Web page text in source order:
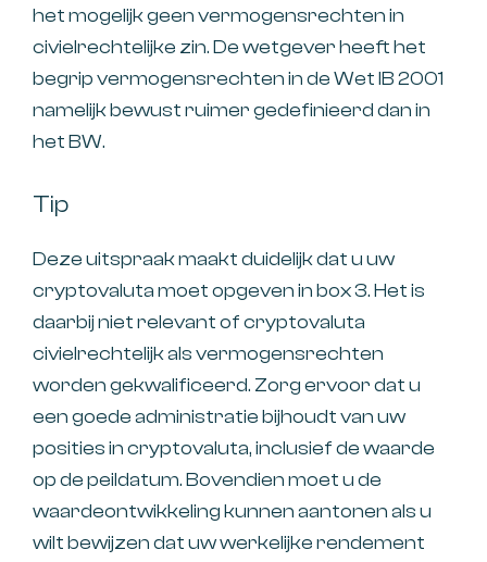
het mogelijk geen vermogensrechten in
civielrechtelijke zin. De wetgever heeft het
begrip vermogensrechten in de Wet IB 2001
namelijk bewust ruimer gedefinieerd dan in
het BW.
Tip
Deze uitspraak maakt duidelijk dat u uw
cryptovaluta moet opgeven in box 3. Het is
daarbij niet relevant of cryptovaluta
civielrechtelijk als vermogensrechten
worden gekwalificeerd. Zorg ervoor dat u
een goede administratie bijhoudt van uw
posities in cryptovaluta, inclusief de waarde
op de peildatum. Bovendien moet u de
waardeontwikkeling kunnen aantonen als u
wilt bewijzen dat uw werkelijke rendement